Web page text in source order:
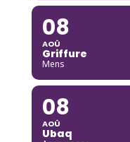
08
AOÛ
Griffure
Mens
08
AOÛ
Ubaq